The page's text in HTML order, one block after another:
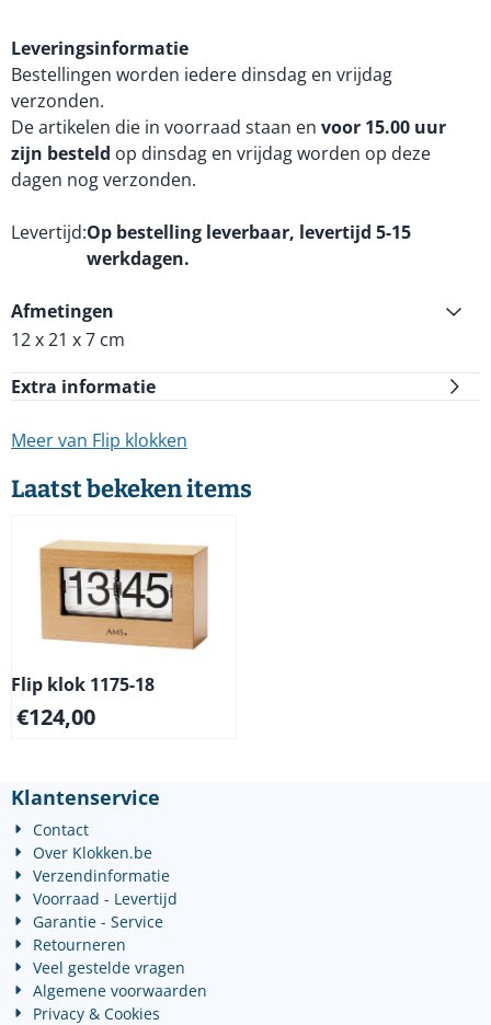
Leveringsinformatie
Bestellingen worden iedere dinsdag en vrijdag
verzonden.
De artikelen die in voorraad staan en voor 15.00 uur
zijn besteld op dinsdag en vrijdag worden op deze
dagen nog verzonden.
Levertijd Op bestelling leverbaar, levertijd 5-15
werkdagen.
Afmetingen
12 x 21 x 7 cm
Extra informatie
Meer van Flip klokken
Laatst bekeken items
Flip klok 1175-18
€124,00
Klantenservice
Contact
Over Klokken.be
Verzendinformatie
Voorraad - Levertijd
Garantie - Service
Retourneren
Veel gestelde vragen
Algemene voorwaarden
Privacy & Cookies